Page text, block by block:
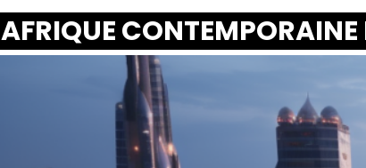
AFRIQUE